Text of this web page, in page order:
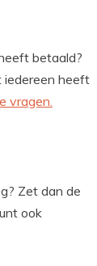
betaald?
iedereen heeft
vragen.
Zet dan de
ook